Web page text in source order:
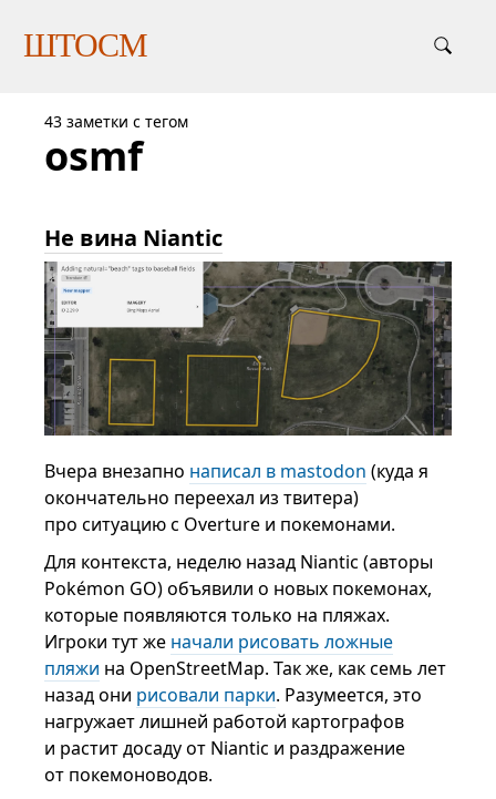
ШТОСМ
43 заметки с тегом
osmf
Не вина Niantic
Вчера внезапно написал в mastodon (куда я
окончательно переехал из твитера)
про ситуацию с Overture и покемонами.
Для контекста, неделю назад Niantic (авторы
Pokémon GO) объявили о новых покемонах,
которые появляются только на пляжах.
Игроки тут же начали рисовать ложные
пляжи на OpenStreetMap. Так же, как семь лет
назад они рисовали парки. Разумеется, это
нагружает лишней работой картографов
и растит досаду от Niantic и раздражение
от покемоноводов.